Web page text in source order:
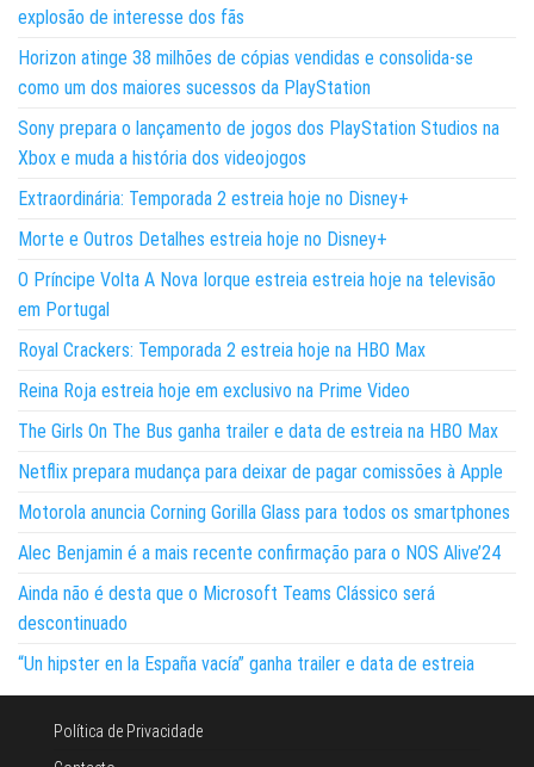
explosão de interesse dos fãs
Horizon atinge 38 milhões de cópias vendidas e consolida-se
como um dos maiores sucessos da PlayStation
Sony prepara o lançamento de jogos dos PlayStation Studios na
Xbox e muda a história dos videojogos
Extraordinária: Temporada 2 estreia hoje no Disney+
Morte e Outros Detalhes estreia hoje no Disney+
O Príncipe Volta A Nova Iorque estreia estreia hoje na televisão
em Portugal
Royal Crackers: Temporada 2 estreia hoje na HBO Max
Reina Roja estreia hoje em exclusivo na Prime Video
The Girls On The Bus ganha trailer e data de estreia na HBO Max
Netflix prepara mudança para deixar de pagar comissões à Apple
Motorola anuncia Corning Gorilla Glass para todos os smartphones
Alec Benjamin é a mais recente confirmação para o NOS Alive’24
Ainda não é desta que o Microsoft Teams Clássico será
descontinuado
“Un hipster en la España vacía” ganha trailer e data de estreia
Política de Privacidade